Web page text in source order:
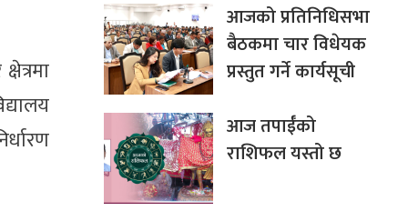
आजको प्रतिनिधिसभा
बैठकमा चार विधेयक
प्रस्तुत गर्ने कार्यसूची
आज तपाईँको
राशिफल यस्तो छ